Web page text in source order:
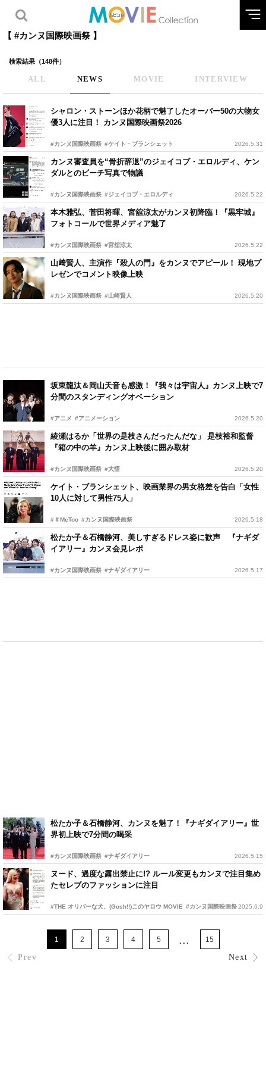
【 #カンヌ国際映画祭 】
検索結果（148件）
ALL NEWS MOVIE INTERVIEW
シャロン・ストーンほか花柄で魅了したオーバー50の大物女
優3人に注目！ カンヌ国際映画祭2026
#カンヌ国際映画祭 #ケイト・ブランシェット 2026.5.31
カンヌ審査員を“骨折辞退”のジェイコブ・エロルディ、ケン
ダルとのビーチ写真で物議
#カンヌ国際映画祭 #ジェイコブ・エロルディ 2026.5.22
本木雅弘、菅田将暉、宮舘涼太がカンヌ初降臨！『黒牢城』
フォトコールで世界メディア魅了
#カンヌ国際映画祭 #宮舘涼太 2026.5.22
山﨑賢人、主演作『殺人の門』をカンヌでアピール！ 現地プ
レゼンでコメント映像上映
#カンヌ国際映画祭 #山崎賢人 2026.5.20
坂東龍汰＆岡山天音も感激！『我々は宇宙人』カンヌ上映で7
分間のスタンディングオベーション
#アニメ #アニメーション 2026.5.20
綾瀬はるか「世界の是枝さんだったんだな」 是枝裕和監督
『箱の中の羊』カンヌ上映後に囲み取材
#カンヌ国際映画祭 #大悟 2026.5.20
ケイト・ブランシェット、映画業界の男女格差を告白「女性
10人に対して男性75人」
#＃MeToo #カンヌ国際映画祭 2026.5.18
松たか子＆石橋静河、美しすぎるドレス姿に歓声 『ナギダ
イアリー』カンヌ会見レポ
#カンヌ国際映画祭 #ナギダイアリー 2026.5.17
松たか子＆石橋静河、カンヌを魅了！『ナギダイアリー』世
界初上映で7分間の喝采
#カンヌ国際映画祭 #ナギダイアリー 2026.5.15
ヌード、過度な露出禁止に!? ルール変更もカンヌで注目集め
たセレブのファッションに注目
#THE オリバーな犬、(Gosh!!)このヤロウ MOVIE #カンヌ国際映画祭2025.6.9
Prev
1 2 3 4 5 ... 15
Next